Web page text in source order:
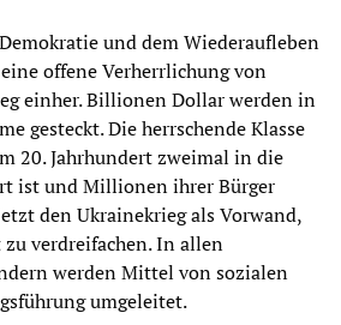
und dem Wiederaufleben
offene Verherrlichung von
einher. Billionen Dollar werden in
gesteckt. Die herrschende Klasse
20. Jahrhundert zweimal in die
ist und Millionen ihrer Bürger
den Ukrainekrieg als Vorwand,
verdreifachen. In allen
werden Mittel von sozialen
umgeleitet.